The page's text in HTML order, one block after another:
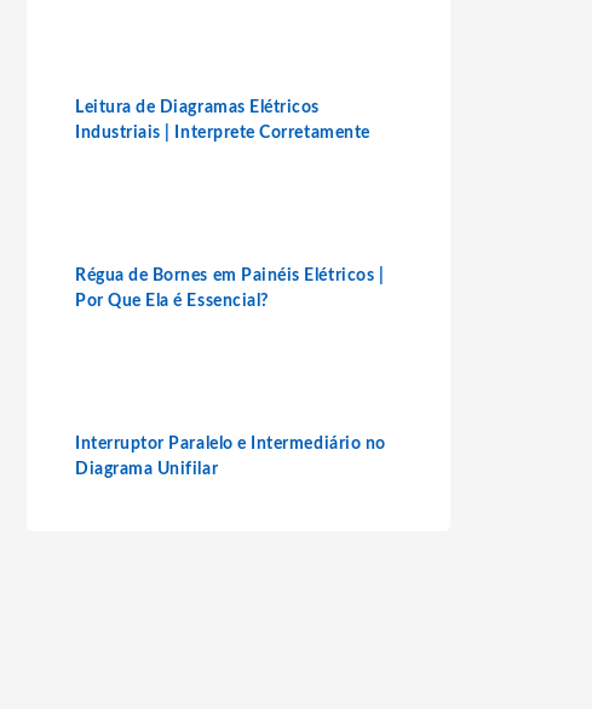
Leitura de Diagramas Elétricos
Industriais | Interprete Corretamente
Régua de Bornes em Painéis Elétricos |
Por Que Ela é Essencial?
Interruptor Paralelo e Intermediário no
Diagrama Unifilar